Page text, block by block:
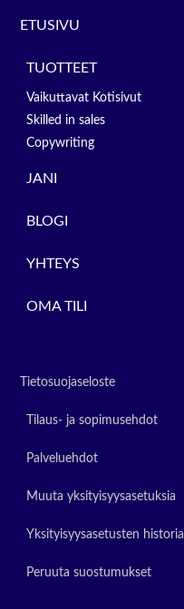
ETUSIVU
TUOTTEET
Vaikuttavat Kotisivut
Skilled in sales
Copywriting
JANI
BLOGI
YHTEYS
OMA TILI
Tietosuojaseloste
Tilaus- ja sopimusehdot
Palveluehdot
Muuta yksityisyysasetuksia
Yksityisyysasetusten historia
Peruuta suostumukset